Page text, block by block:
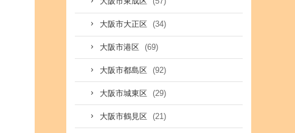
大阪市大正区 (34)
大阪市港区 (69)
大阪市都島区 (92)
大阪市城東区 (29)
大阪市鶴見区 (21)